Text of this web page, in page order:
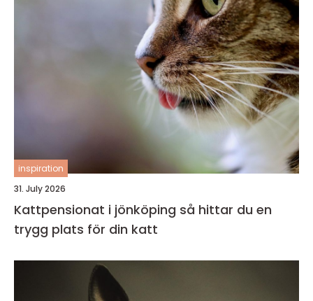
inspiration
31. July 2026
Kattpensionat i jönköping så hittar du en
trygg plats för din katt